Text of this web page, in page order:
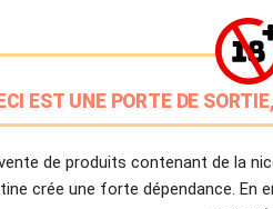
EST UNE PORTE DE
de produits contenant de la
crée une forte dépendance. En
Avis client de
à partir de 20€